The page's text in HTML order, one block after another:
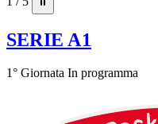
SERIE A1
1° Giornata In programma